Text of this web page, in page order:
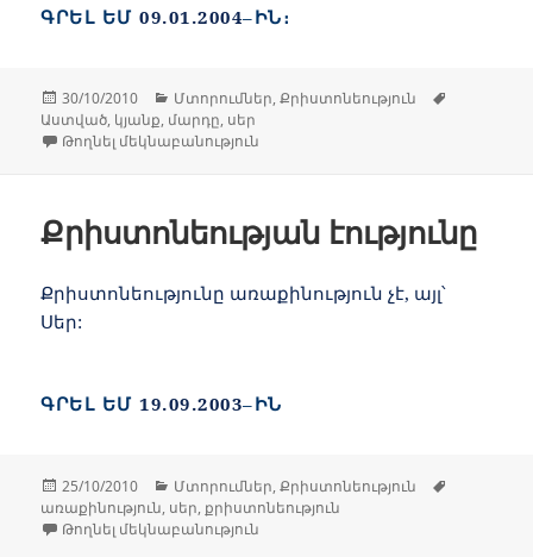
ԳՐԵԼ ԵՄ09.01.2004–ԻՆ։
Հրատարակված՝
30/10/2010 Կարգեր
Մտորումներ,Քրիստոնեություն
Աստված, կյանք, մարդը, սեր
Թողնել մեկնաբանություն
Քրիստոնեության էությունը
Քրիստոնեությունը առաքինություն չէ, այլ՝
Սեր:
ԳՐԵԼ ԵՄ19.09.2003–ԻՆ
Հրատարակված՝
25/10/2010 Կարգեր
Մտորումներ,Քրիստոնեություն
առաքինություն, սեր, քրիստոնեություն
Թողնել մեկնաբանություն